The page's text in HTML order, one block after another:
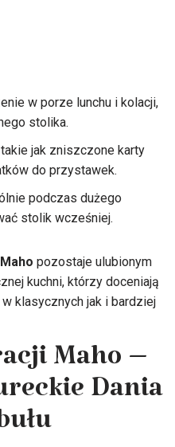
w porze lunchu i kolacji,
stolika.
jak zniszczone karty
do przystawek.
podczas dużego
stolik wcześniej.
pozostaje ulubionym
kuchni, którzy doceniają
klasycznych jak i bardziej
Maho –
Dania